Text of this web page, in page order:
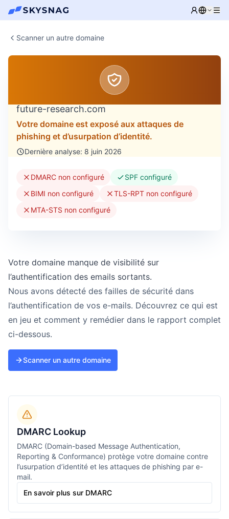
Scanner un autre domaine
future-research.com
Votre domaine est exposé aux attaques de
phishing et d’usurpation d’identité.
Dernière analyse: 8 juin 2026
DMARC non configuré
SPF configuré
BIMI non configuré
TLS-RPT non configuré
MTA-STS non configuré
Votre domaine manque de visibilité sur
l’authentification des emails sortants.
Nous avons détecté des failles de sécurité dans
l’authentification de vos e-mails. Découvrez ce qui est
en jeu et comment y remédier dans le rapport complet
ci-dessous.
Scanner un autre domaine
DMARC Lookup
DMARC (Domain-based Message Authentication,
Reporting & Conformance) protège votre domaine contre
l’usurpation d’identité et les attaques de phishing par e-
mail.
En savoir plus sur DMARC